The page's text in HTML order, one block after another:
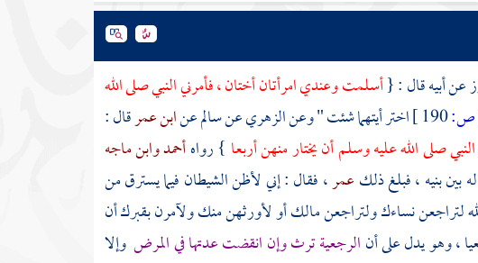
عن أبيه قال : {أسلمت وعندي امرأتان أختان ، فأمرني النبي صلى الله
ص:190 ] اختر أيتهما شئت " وعنالزهريعنسالمعنابن عمرقال :
صلى الله عليه وسلم أن يختار منهن أربعا } رواهأحمدوابن ماجه
بين بنيه ، فبلغ ذلكعمر، فقال : إني لأظن الشيطان فيما يسترق من
لتراجعن نساءك ولتراجعن مالك أو لأورثهن منك ولآمرن بقبرك أن
، وهو يدل على أنالرجعية ترث وإن انقضت عدتها في المرض وإلا